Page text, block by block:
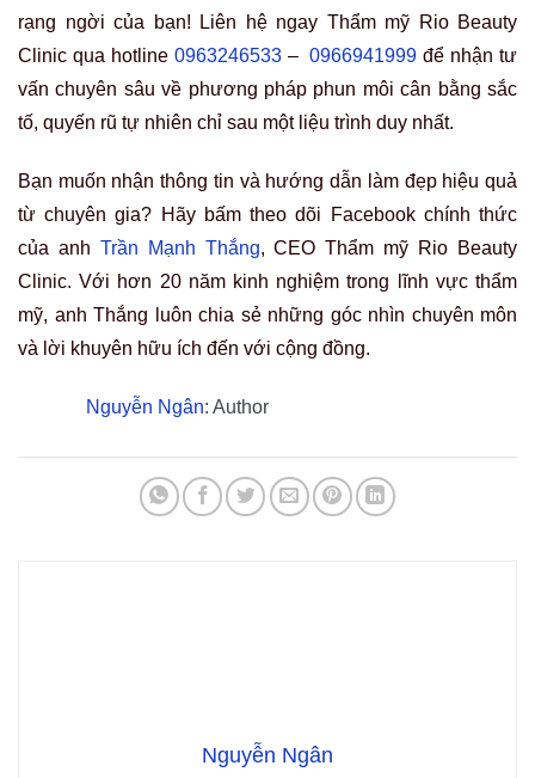
Có thể bạn quan tâm:
BỊ NÁM QUANH MIỆNG: TOP CÁC CÁCH KHẮC PHỤC HIỆU
MẶT NẠ KHOAI TÂY TRỊ NÁM: 5 CÔNG THỨC ĐƠN GIẢN
TRỊ NÁM BẰNG LÁ TRẦU KHÔNG: 5 CÁCH LÀM TẠI NHÀ
BẢNG GIÁ PHUN MÍ MẮT MỚI NHẤT 2027 – NHỮNG
KHUYẾN MÃI LỚN KHÔNG NÊN BỎ QUA